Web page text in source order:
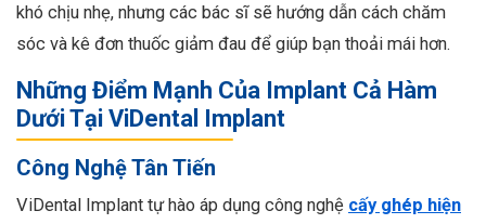
khó chịu nhẹ, nhưng các bác sĩ sẽ hướng dẫn cách chăm
sóc và kê đơn thuốc giảm đau để giúp bạn thoải mái hơn.
Những Điểm Mạnh Của Implant Cả Hàm
Dưới Tại ViDental Implant
Công Nghệ Tân Tiến
ViDental Implant tự hào áp dụng công nghệ cấy ghép hiện